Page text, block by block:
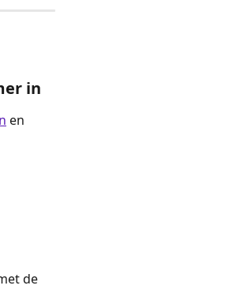
in
en
de